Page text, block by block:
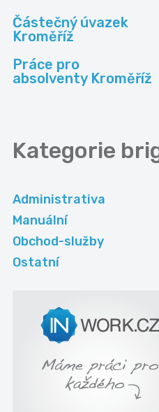
Částečný úvazek
Kroměříž
Práce pro
absolventy Kroměříž
Kategorie
Administrativa
Manuální
Obchod-služby
Ostatní